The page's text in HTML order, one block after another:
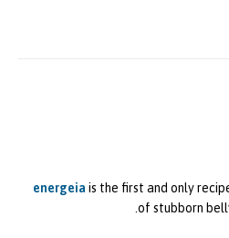
energeia is the first and only
of stubborn